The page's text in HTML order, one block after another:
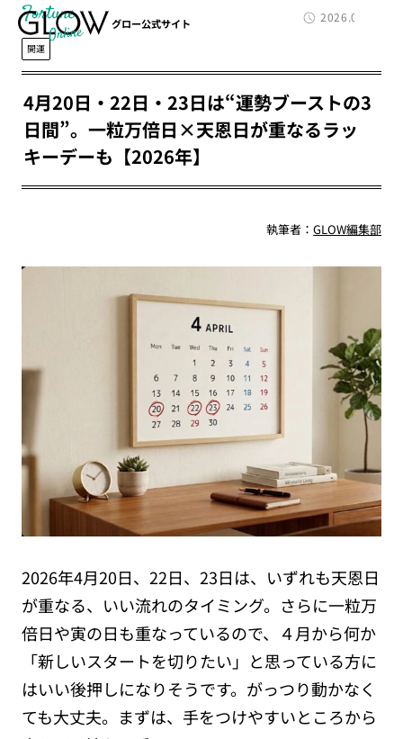
グロー公式サイト 2026.04.18
Fortune
開運
4月20日・22日・23日は“運勢ブーストの3
日間”。一粒万倍日×天恩日が重なるラッ
キーデーも【2026年】
執筆者：GLOW編集部
2026年4月20日、22日、23日は、いずれも天恩日
が重なる、いい流れのタイミング。さらに一粒万
倍日や寅の日も重なっているので、４月から何か
「新しいスタートを切りたい」と思っている方に
はいい後押しになりそうです。がっつり動かなく
ても大丈夫。まずは、手をつけやすいところから